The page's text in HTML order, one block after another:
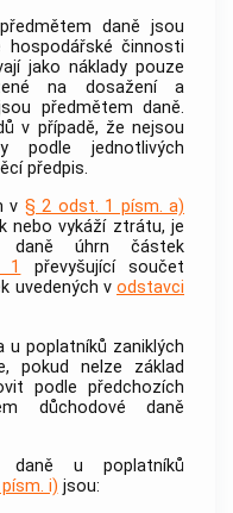
daně jsou
hospodářské činnosti
jako náklady pouze
na dosažení a
předmětem daně.
v případě, že nejsou
podle jednotlivých
předpis.
v § 2 odst. 1 písm. a)
nebo vykáží ztrátu, je
daně úhrn částek
1
převyšující součet
uvedených v odstavci
u poplatníků zaniklých
pokud nelze základ
podle předchozích
důchodové daně
daně u poplatníků
i) jsou: